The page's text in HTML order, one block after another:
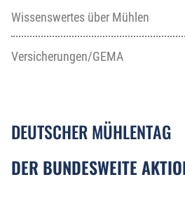
Wissenswertes über Mühlen
Versicherungen/GEMA
DEUTSCHER MÜHLENTAG
DER BUNDESWEITE